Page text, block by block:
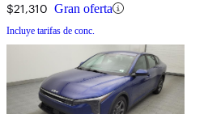
$21,310 Gran oferta
Incluye tarifas de conc.